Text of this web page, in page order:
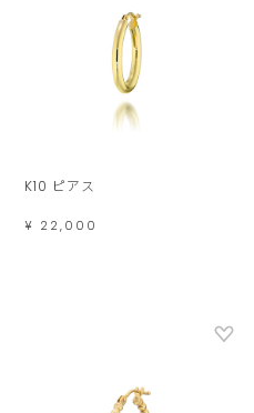
K10 ピアス
¥ 22,000